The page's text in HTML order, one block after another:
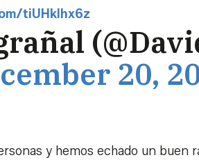
tiUHkIhx6z
20,
y hemos echado un buen